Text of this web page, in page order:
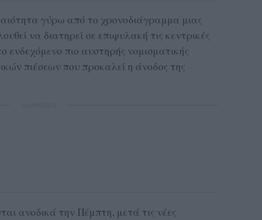
γύρω από το χρονοδιάγραμμα μιας
να διατηρεί σε επιφυλακή τις κεντρικές
ενδεχόμενο πιο αυστηρής νομισματικής
πιέσεων που προκαλεί η άνοδος της
ανοδικά την Πέμπτη, μετά τις νέες